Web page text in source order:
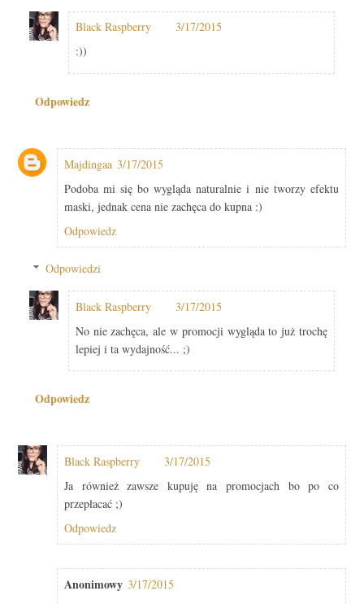
Black Raspberry
3/17/2015
:))
Odpowiedz
Majdingaa 3/17/2015
Podoba mi się bo wygląda naturalnie i nie tworzy efektu
maski, jednak cena nie zachęca do kupna :)
Odpowiedz
Odpowiedzi
Black Raspberry
3/17/2015
No nie zachęca, ale w promocji wygląda to już trochę
lepiej i ta wydajność... ;)
Odpowiedz
Black Raspberry
3/17/2015
Ja również zawsze kupuję na promocjach bo po co
przepłacać ;)
Odpowiedz
Anonimowy 3/17/2015